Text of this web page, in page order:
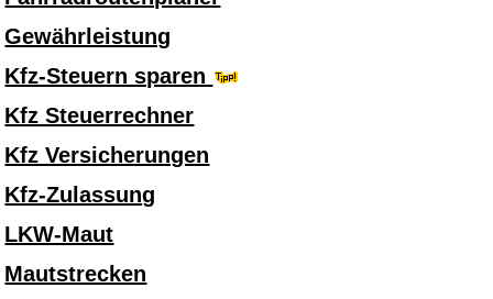
Gewährleistung
Kfz-Steuern sparen
Kfz Steuerrechner
Kfz Versicherungen
Kfz-Zulassung
LKW-Maut
Mautstrecken